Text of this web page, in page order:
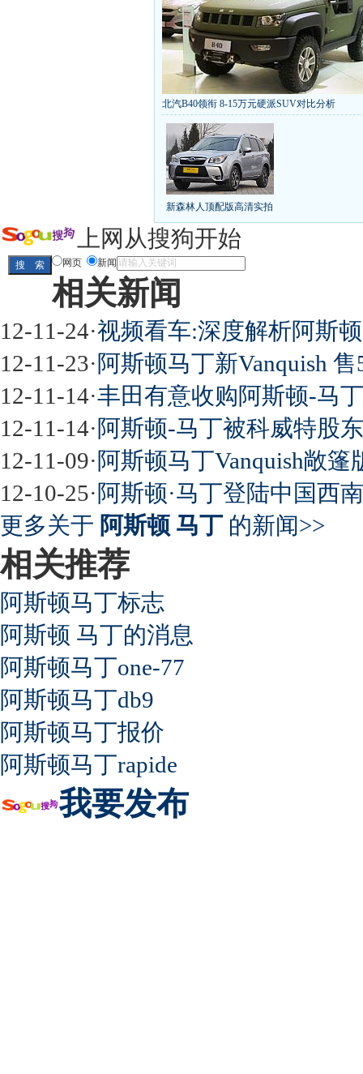
北汽B40领衔 8-15万元硬派SUV对比分析
丰田推八款低价新车 全新RAV4海外售
第九代雅阁/本田新小SUV
凯越已跌至8折甩卖 6款合资自主车是真的低价
给中国人争气的热销SUV 全新马自达6：海外
10万元新车叫板合资 15万买车谁好
长城2013年新SUV规划曝光
全新胜达23日上市 秒杀日系的SUV
大众6万
最高法解释：醉驾毒驾发生交通事故 交强险应
新森林人顶配版高清实拍
屌丝必看世界末日逃亡车
最强山寨 又奥迪又奔驰
上网从搜狗开始
网页 新闻
相关新闻
12-11-24·视频看车:深度解析阿斯
12-11-23·阿斯顿马丁新Vanquish
12-11-14·丰田有意收购阿斯顿-马
12-11-14·阿斯顿-马丁被科威特股
12-11-09·阿斯顿马丁Vanquish敞
12-10-25·阿斯顿·马丁登陆中国西
更多关于 阿斯顿 马丁 的新闻>>
相关推荐
阿斯顿马丁标志
阿斯顿 马丁的消息
阿斯顿马丁one-77
阿斯顿马丁db9
阿斯顿马丁报价
阿斯顿马丁rapide
我要发布